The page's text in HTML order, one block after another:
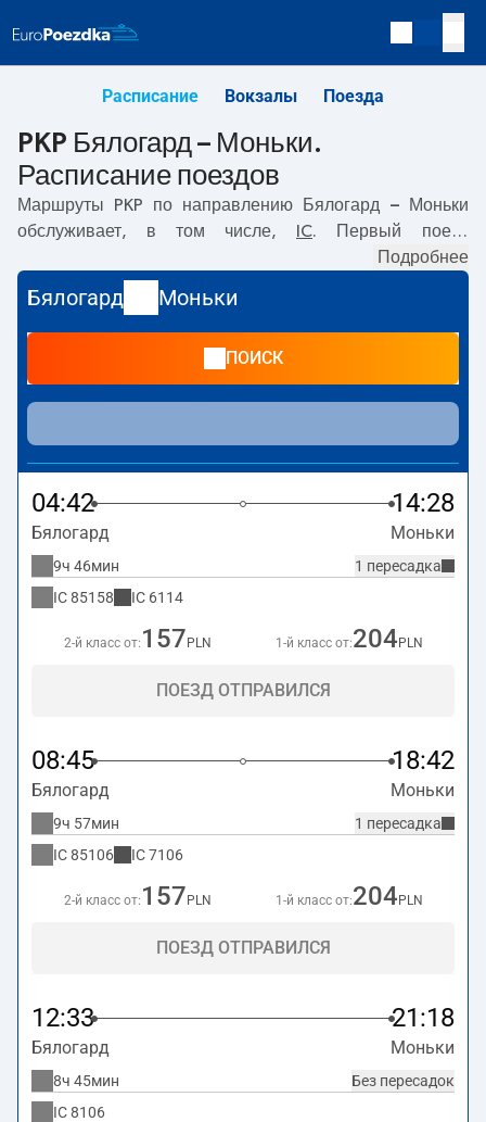
Расписание Вокзалы Поезда
PKP Бялогард – Моньки.
Расписание поездов
Маршруты PKP по направлению
Бялогард – Моньки
обслуживает, в том числе,
IC. Первый поезд
с вокзала PKP Бялогард.
Последний поезд до Моньки отправляется в 12:33. По
маршрутуБялогард–Моньки
поезда:- предлагают более низкую цену билета и, как
правило, более долгое время в пути. Поезд заканчивает
маршрут на станции Моньки.
Подробнее
Бялогард Моньки
ПОИСК
04:42 14:28
Бялогард Моньки
1 пересадка
9ч 46мин
IC85158 IC 6114
2-й класс от: 157 PLN 1-й класс от:204 PLN
ПОЕЗД ОТПРАВИЛСЯ
08:45 18:42
Бялогард Моньки
1 пересадка
9ч 57мин
IC85106 IC7106
2-й класс от: 157 PLN 1-й класс от:204 PLN
ПОЕЗД ОТПРАВИЛСЯ
12:33 21:18
Бялогард Моньки
Без пересадок
8ч 45мин
IC8106